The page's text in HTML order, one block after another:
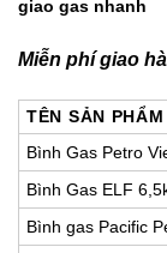
giao gas nhanh
Miễn phí giao
TÊN SẢN PHẨM
Bình Gas Petro
Bình Gas ELF
Bình gas Pacific